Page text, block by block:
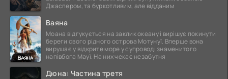
Джаспером, та буркотливим, але відданим
Ваяна
Моана відгукується на заклик океану і вирішує покинути
береги свого рідного острова Мотунуї. Вперше вона
вирушає у відкрите море у супроводі знаменитого
напівбога Мауї. На них чекає незабутня
Дюна: Частина третя